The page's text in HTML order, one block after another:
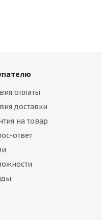
оплаты
доставки
на товар
ответ